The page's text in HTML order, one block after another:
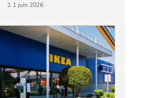
1 juin 2026